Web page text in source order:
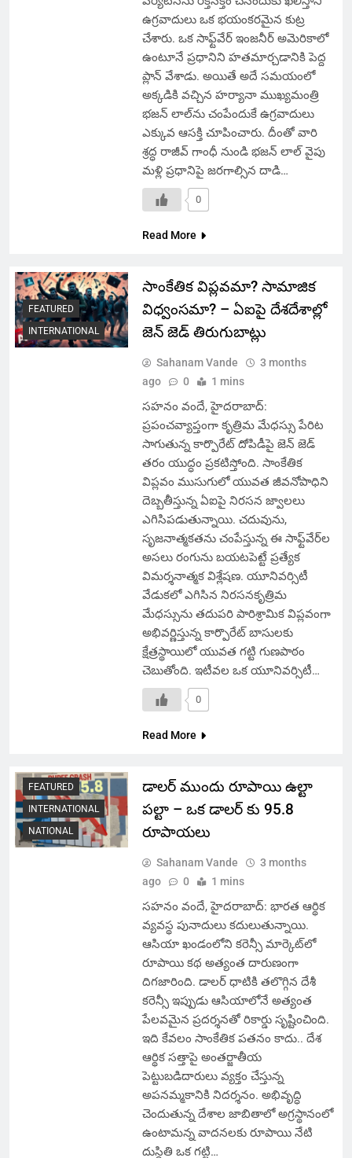
ఉగ్రవాదులు ఒక భయంకరమైన కుట్ర
చేశారు. ఒక సాఫ్ట్‌వేర్ ఇంజనీర్ అమెరికాలో
ఉంటూనే ప్రధానిని హతమార్చడానికి పెద్ద
ప్లాన్ వేశాడు. అయితే అదే సమయంలో
అక్కడికి వచ్చిన హర్యానా ముఖ్యమంత్రి
భజన్ లాల్‌ను చంపేందుకే ఉగ్రవాదులు
ఎక్కువ ఆసక్తి చూపించారు. దీంతో వారి
శ్రద్ధ రాజీవ్ గాంధీ నుండి భజన్ లాల్ వైపు
మళ్లి ప్రధానిపై జరగాల్సిన దాడి…
0
Read More
FEATURED
INTERNATIONAL
సాంకేతిక విప్లవమా? సామాజిక
విధ్వంసమా? – ఏఐపై దేశదేశాల్లో
జెన్ జెడ్ తిరుగుబాట్లు
Sahanam Vande
3 months
ago
0 1 mins
సహనం వందే, హైదరాబాద్:
ప్రపంచవ్యాప్తంగా కృత్రిమ మేధస్సు పేరిట
సాగుతున్న కార్పొరేట్ దోపిడీపై జెన్ జెడ్
తరం యుద్ధం ప్రకటిస్తోంది. సాంకేతిక
విప్లవం ముసుగులో యువత జీవనోపాధిని
దెబ్బతీస్తున్న ఏఐపై నిరసన జ్వాలలు
ఎగిసిపడుతున్నాయి. చదువును,
సృజనాత్మకతను చంపేస్తున్న ఈ సాఫ్ట్‌వేర్‌ల
అసలు రంగును బయటపెట్టే ప్రత్యేక
విమర్శనాత్మక విశ్లేషణ. యూనివర్సిటీ
వేడుకలో ఎగిసిన నిరసనకృత్రిమ
మేధస్సును తదుపరి పారిశ్రామిక విప్లవంగా
అభివర్ణిస్తున్న కార్పొరేట్ బాసులకు
క్షేత్రస్థాయిలో యువత గట్టి గుణపాఠం
చెబుతోంది. ఇటీవల ఒక యూనివర్సిటీ…
0
Read More
FEATURED
INTERNATIONAL
NATIONAL
డాలర్ ముందు రూపాయి ఉల్టా
పల్టా – ఒక డాలర్ కు 95.8
రూపాయలు
Sahanam Vande
3 months
ago
0 1 mins
సహనం వందే, హైదరాబాద్: భారత ఆర్థిక
వ్యవస్థ పునాదులు కదులుతున్నాయి.
ఆసియా ఖండంలోని కరెన్సీ మార్కెట్‌లో
రూపాయి కథ అత్యంత దారుణంగా
దిగజారింది. డాలర్ ధాటికి తలొగ్గిన దేశీ
కరెన్సీ ఇప్పుడు ఆసియాలోనే అత్యంత
పేలవమైన ప్రదర్శనతో రికార్డు సృష్టించింది.
ఇది కేవలం సాంకేతిక పతనం కాదు.. దేశ
ఆర్థిక సత్తాపై అంతర్జాతీయ
పెట్టుబడిదారులు వ్యక్తం చేస్తున్న
అపనమ్మకానికి నిదర్శనం. అభివృద్ధి
చెందుతున్న దేశాల జాబితాలో అగ్రస్థానంలో
ఉంటామన్న వాదనలకు రూపాయి నేటి
దుస్థితి ఒక గట్టి…